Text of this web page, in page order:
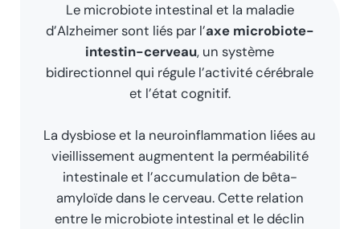
Le microbiote intestinal et la maladie
d’Alzheimer sont liés par l’axe microbiote-
intestin-cerveau, un système
bidirectionnel qui régule l’activité cérébrale
et l’état cognitif.
La dysbiose et la neuroinflammation liées au
vieillissement augmentent la perméabilité
intestinale et l’accumulation de bêta-
amyloïde dans le cerveau. Cette relation
entre le microbiote intestinal et le déclin